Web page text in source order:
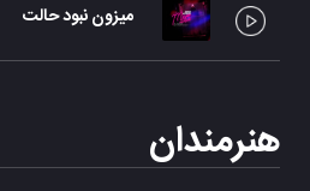
میزون نبود حالت
هنرمندان